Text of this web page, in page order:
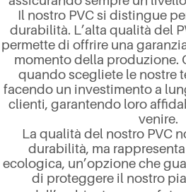
Il nostro PVC si distingue
durabilità. L’alta qualità del
permette di offrire una
momento della produzione.
quando scegliete le nostre
facendo un investimento a
clienti, garantendo loro
venire.
La qualità del nostro PVC
durabilità, ma
ecologica, un’opzione che
di proteggere il nostro